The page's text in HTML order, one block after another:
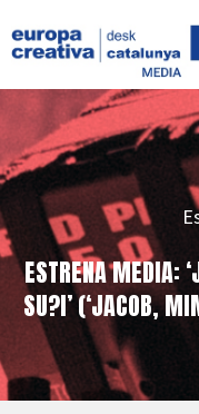
ESTRENA MEDIA:
SU?I’ (‘JACOB,